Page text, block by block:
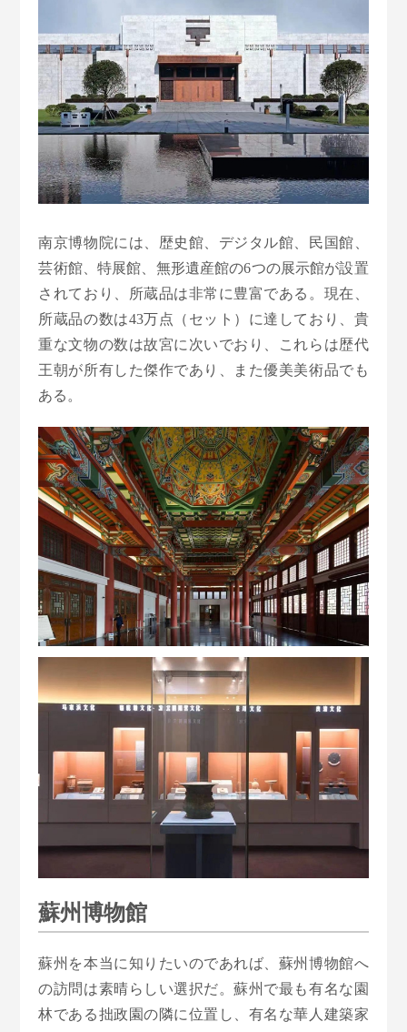
南京博物院には、歴史館、デジタル館、民国館、
芸術館、特展館、無形遺産館の6つの展示館が設置
されており、所蔵品は非常に豊富である。現在、
所蔵品の数は43万点（セット）に達しており、貴
重な文物の数は故宮に次いでおり、これらは歴代
王朝が所有した傑作であり、また優美美術品でも
ある。
蘇州博物館
蘇州を本当に知りたいのであれば、蘇州博物館へ
の訪問は素晴らしい選択だ。蘇州で最も有名な園
林である拙政園の隣に位置し、有名な華人建築家